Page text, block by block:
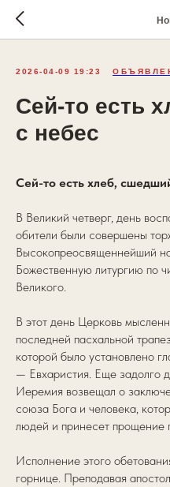
2026-04-09 19:23
Сей-то есть
с небес
Сей-то есть хлеб,
В Великий четверг, день
обители были совершены
Высокопреосвященнейший
Божественную литургию по
Великого.
В этот день Церковь
последней пасхальной
которой было установлено
— Евхаристия. Еще задолго
Иеремия возвещал о
союза Бога и человека,
людей и принесет прощение
Исполнение этого
горнице. Преподавая